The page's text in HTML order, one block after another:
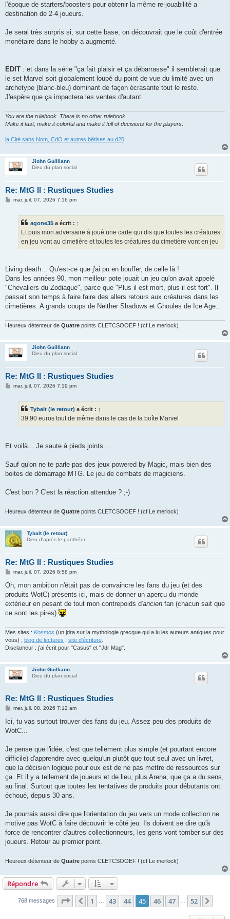
l'époque de starters/boosters pour obtenir la même re-jouabilité a
destination de 2-4 joueurs.
Je serai très surpris si, sur cette base, on découvrait que le coût d'entrée
monétaire dans le hobby a augmenté.
EDIT : et dans la série "ça fait plaisir et ça débarrasse" il semblerait que
le set Marvel soit globalement loupé du point de vue du limité avec un
archetype (blanc-bleu) dominant de façon écrasante tout le reste.
J'espère que ça impactera les ventes d'autant...
You are the rulebook. There is no other rulebook.
Make it fast, make it colorful and make it full of decisions for the players
la Cité sans Nom, CdO et autres bêtises au d20
Jiohn Guilliann
Dieu du plan social
Re: MtG II : Rustiques Studies
Mmar. juil. 07, 2026 7:16 pm
agone35 a écrit : ↑
Et puis mon adversaire à joué une carte qui dis que toutes les créatures
en jeu vont au cimetière et toutes les créatures du cimetière vont en jeu
Living death... Qu'est-ce que j'ai pu en bouffer, de celle là !
Dans les années 90, mon meilleur pote jouait un jeu qu'on avait appelé
"Chevaliers du Zodiaque", parce que "Plus il est mort, plus il est fort". Il
passait son temps à faire faire des allers retours aux créatures dans les
cimetières. A grands coups de Neither Shadows et Ghoules de Ice Age..
Heureux détenteur de Quatre points CLETCSOOEF ! (cf Le merlock)
Jiohn Guilliann
Dieu du plan social
Re: MtG II : Rustiques Studies
Mmar. juil. 07, 2026 7:19 pm
Tybalt (le retour) a écrit : ↑
39,90 euros tout de même dans le cas de la boîte Marvel
Et voilà... Je saute à pieds joints...
Sauf qu'on ne te parle pas des jeux powered by Magic, mais bien des
boites de démarrage MTG. Le jeu de combats de magiciens.
C'est bon ? C'est la réaction attendue ? ;-)
Heureux détenteur de Quatre points CLETCSOOEF ! (cf Le merlock)
Tybalt (le retour)
Dieu d'après le panthéon
Re: MtG II : Rustiques Studies
M
s
a
g
mar. juil. 07, 2026 8:58 pm
Oh, mon ambition n'était pas de convaincre les fans du jeu (et des
produits WotC) présents ici, mais de donner un aperçu du monde
extérieur en pesant de tout mon contrepoids d'ancien fan (chacun sait que
ce sont les pires)
Mes sites : Kosmos (un jdra sur la mythologie grecque qui a lu les auteurs antiques pour
vous) ; blog de lectures ; site d'écriture
Disclameur : j'ai écrit pour "Casus" et "Jdr Mag".
Jiohn Guilliann
Dieu du plan social
Re: MtG II : Rustiques Studies
M
s
s
a
mer. juil. 08, 2026 7:12 am
Ici, tu vas surtout trouver des fans du jeu. Assez peu des produits de
WotC...
Je pense que l'idée, c'est que tellement plus simple (et pourtant encore
difficile) d'apprendre avec quelqu'un plutôt que tout seul avec un livret,
que la décision logique pour eux est de ne pas mettre de ressources sur
ça. Et il y a tellement de joueurs et de lieu, plus Arena, que ça a du sens,
au final. Surtout que toutes les tentatives de produits pour débutants ont
échoué, depuis 30 ans.
Je pourrais aussi dire que l'orientation du jeu vers un mode collection ne
motive pas WotC à faire découvrir le côté jeu. Ils doivent se dire qu'à
force de rencontrer d'autres collectionneurs, les gens vont tomber sur des
joueurs. Retour au premier point.
Heureux détenteur de Quatre points CLETCSOOEF ! (cf Le merlock)
Répondre
768 messages Page 45 sur 52
Précédent
1 43 44 45 46 47 52